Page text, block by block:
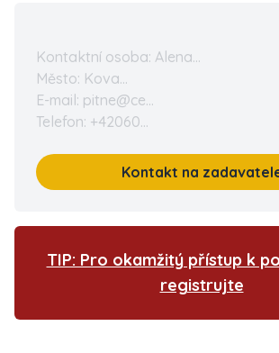
Kontaktní osoba: Alena...
Město: Kova...
E-mail: pitne@ce...
Telefon: +42060...
Kontakt na
TIP: Pro okamžitý přístup k
registrujte